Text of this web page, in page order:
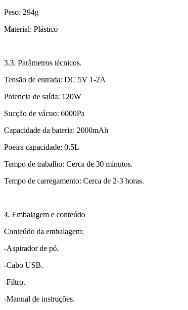
Peso: 294g
Material: Plástico
3.3. Parâmetros técnicos.
Tensão de entrada: DC 5V 1-2A
Potencia de saída: 120W
Sucção de vácuo: 6000Pa
Capacidade da bateria: 2000mAh
Poeira capacidade: 0,5L
Tempo de trabalho: Cerca de 30 minutos.
Tempo de carregamento: Cerca de 2-3 horas.
4. Embalagem e conteúdo
Conteúdo da embalagem:
-Aspirador de pó.
-Cabo USB.
-Filtro.
-Manual de instruções.